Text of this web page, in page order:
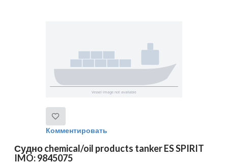
Комментировать
Судно chemical/oil products tanker ES SPIRIT
IMO: 9845075